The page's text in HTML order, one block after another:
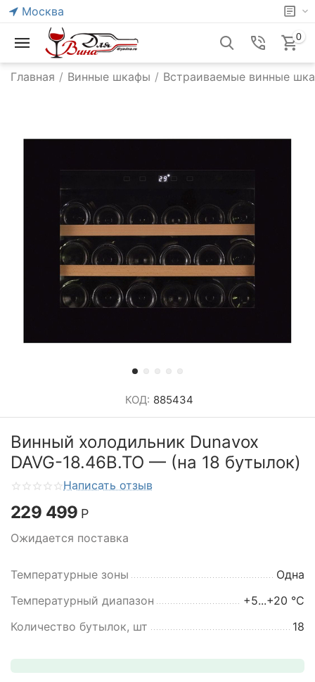
Москва
0
Главная / Винные шкафы / Встраиваемые винные
КОД: 885434
Винный холодильник Dunavox
DAVG-18.46B.TO — (на 18 бутылок)
Написать отзыв
229 499 Р
Ожидается поставка
Температурные зоны
Одна
Температурный диапазон
+5...+20 °C
Количество бутылок, шт
18